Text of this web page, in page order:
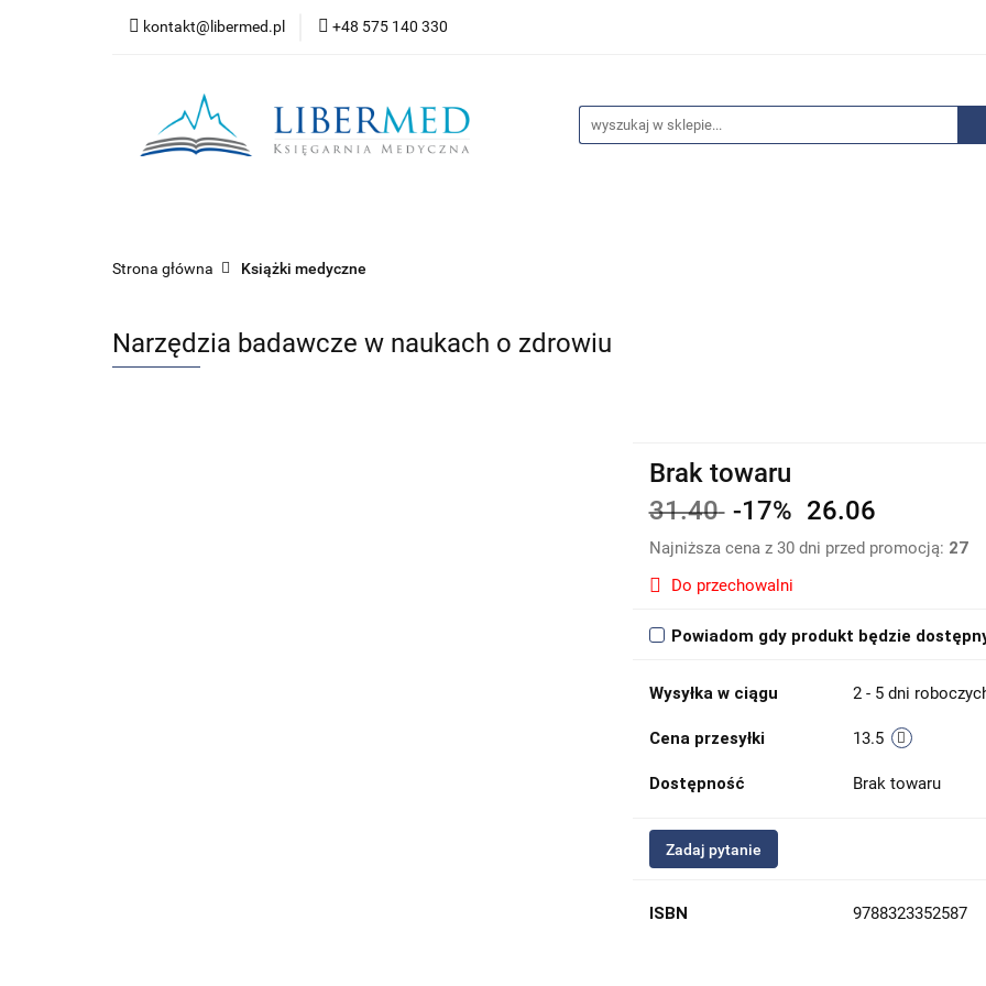
kontakt@libermed.pl +48 575 140 330
Nowości Wyprzedaże
Kontakt
Strona główna Książki medyczne
Narzędzia badawcze w naukach o zdrowiu
Brak towaru
31.40 -17% 26.06
Najniższa cena z 30 dni przed promocją: 27
Do przechowalni
Powiadom gdy produkt będzie
Wysyłka w ciągu 2 - 5 dni
Cena przesyłki 13.5
Dostępność Brak towaru
Zadaj pytanie
ISBN 9788323352587